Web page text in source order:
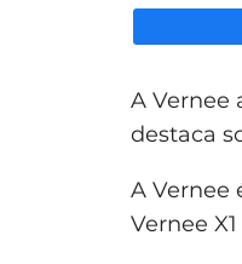
A Vernee
destaca
A Vernee
Vernee